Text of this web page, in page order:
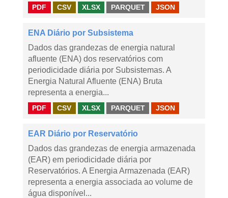
PDF CSV XLSX PARQUET JSON
ENA Diário por Subsistema
Dados das grandezas de energia natural
afluente (ENA) dos reservatórios com
periodicidade diária por Subsistemas. A
Energia Natural Afluente (ENA) Bruta
representa a energia...
PDF CSV XLSX PARQUET JSON
EAR Diário por Reservatório
Dados das grandezas de energia armazenada
(EAR) em periodicidade diária por
Reservatórios. A Energia Armazenada (EAR)
representa a energia associada ao volume de
água disponível...